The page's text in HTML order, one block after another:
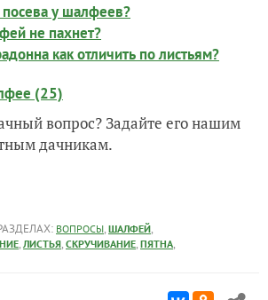
посева у шалфеев?
не пахнет?
как отличить по листьям?
(25)
вопрос? Задайте его нашим
дачникам.
ВОПРОСЫ, ШАЛФЕЙ,
, ЛИСТЬЯ, СКРУЧИВАНИЕ, ПЯТНА,